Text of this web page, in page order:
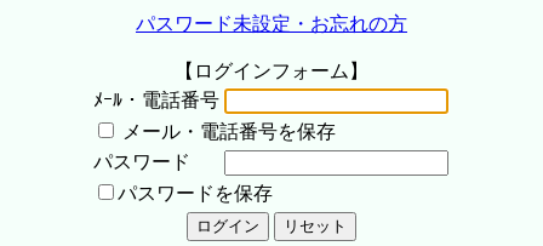
パスワード未設定・お忘れの方
【ログインフォーム】
ﾒｰﾙ・電話番号
メール・電話番号を保存
パスワード
パスワードを保存